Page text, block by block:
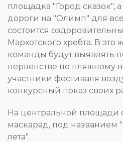
площадка "Город сказок",
дороги на "Олимп" для
состоится
Мархотского хребта. В
команды будут выявлять
первенстве по пляжному
участники фестиваля
конкурсный показ своих
На центральной площади
маскарад, под названием
лета".